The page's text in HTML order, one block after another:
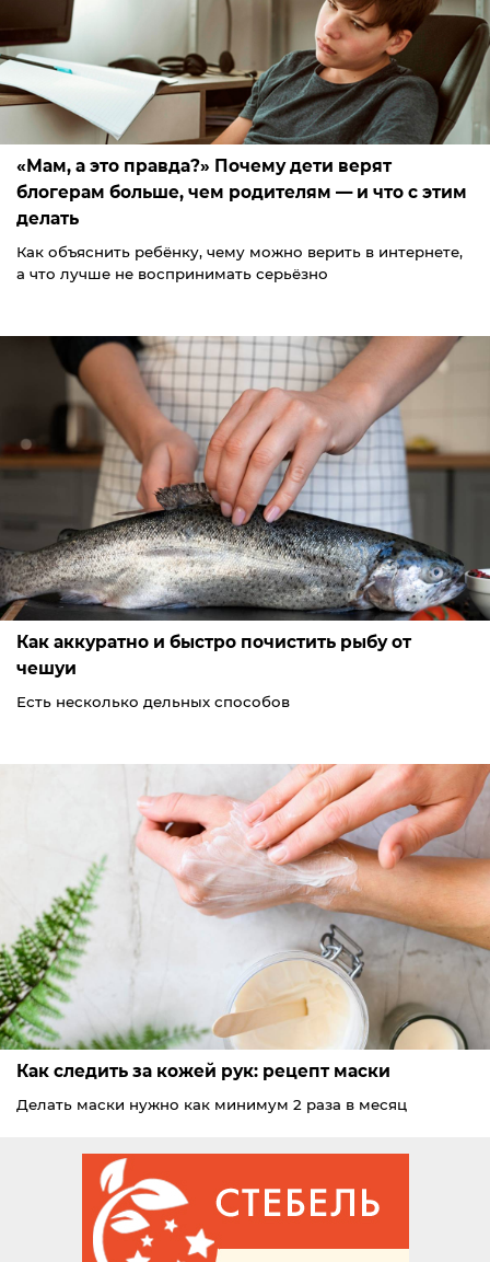
«Мам, а это правда?» Почему дети верят
блогерам больше, чем родителям — и что с этим
делать
Как объяснить ребёнку, чему можно верить в интернете,
а что лучше не воспринимать серьёзно
Как аккуратно и быстро почистить рыбу от
чешуи
Есть несколько дельных способов
Как следить за кожей рук: рецепт маски
Делать маски нужно как минимум 2 раза в месяц